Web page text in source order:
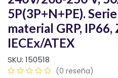
5P(3P+N+PE).
material GRP, IP66,
IECEx/ATEX
SKU: 150518
(0 reseña)